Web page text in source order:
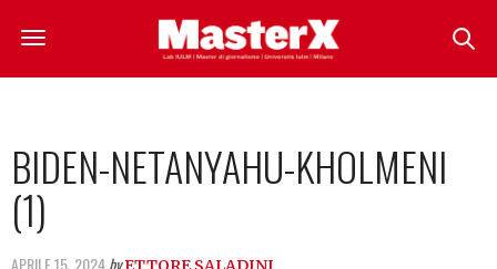
BIDEN-NETANYAHU-KHOLMENI
(1)
APRILE 15, 2024by